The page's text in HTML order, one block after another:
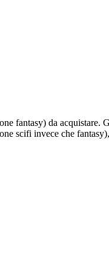
fantasy) da
scifi invece che